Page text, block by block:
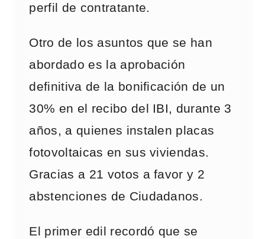
perfil de contratante.
Otro de los asuntos que se han
abordado es la aprobación
definitiva de la bonificación de un
30% en el recibo del IBI, durante 3
años, a quienes instalen placas
fotovoltaicas en sus viviendas.
Gracias a 21 votos a favor y 2
abstenciones de Ciudadanos.
El primer edil recordó que se